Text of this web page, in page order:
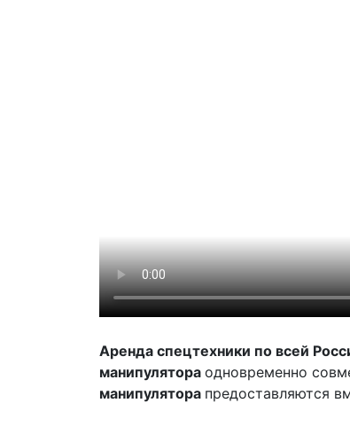
Аренда спецтехники по всей
манипулятора одновременно
манипулятора предоставляются